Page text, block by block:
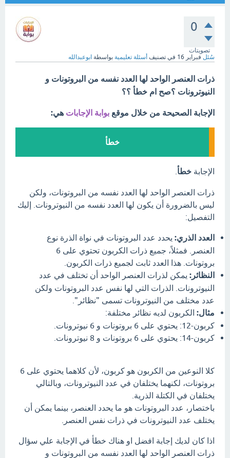
0
تصويتات
سُئل فبراير 16 في تصنيف أسئلة تعليمية بواسطة ابوعبدالله
ذرات العنصر الواحد لها العدد نفسه من البروتونات و
النيوترونات ؟صح ام خطأ ؟؟
الإجابة الصحيحة من خلال موقع بوابة الإجابات هي:
خطأ
الإجابة خطأ
ذرات العنصر الواحد لها العدد نفسه من البروتونات، ولكن
ليس بالضرورة أن يكون لها العدد نفسه من النيوترونات. إليك
التفصيل:
العدد الذري: يحدد عدد البروتونات في نواة الذرة نوع
العنصر. فمثلاً، جميع ذرات الكربون تحتوي على 6
بروتونات. هذا العدد ثابت لجميع ذرات الكربون.
النظائر: يمكن لذرات العنصر الواحد أن تختلف في عدد
النيوترونات. الذرات التي لها نفس عدد البروتونات ولكن
عدد مختلف من النيوترونات تسمى "نظائر".
مثال: الكربون لديه نظائر مختلفة:
كربون-12: يحتوي على 6 بروتونات و 6 نيوترونات.
كربون-14: يحتوي على 6 بروتونات و 8 نيوترونات.
كلا النوعين من الكربون هو كربون، لأن كلاهما يحتوي على 6
بروتونات، لكنهما يختلفان في عدد النيوترونات، وبالتالي
يختلفان في الكتلة الذرية.
باختصار، عدد البروتونات هو ما يحدد العنصر، بينما يمكن أن
يختلف عدد النيوترونات في ذرات نفس العنصر.
اذا كان لديك إجابة افضل او هناك خطأ في الإجابة علي سؤال
ذرات العنصر الواحد لها العدد نفسه من البروتونات و